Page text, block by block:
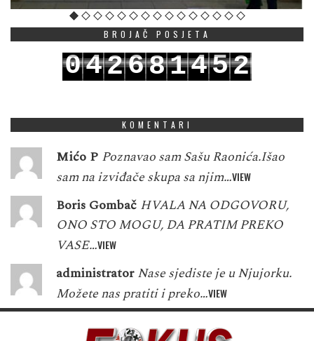
BROJAČ POSJETA
042681452
KOMENTARI
Mićo P Poznavao sam Sašu Raonića.Išao
sam na izviđače skupa sa njim…VIEW
Boris Gombač HVALA NA ODGOVORU,
ONO STO MOGU, DA PRATIM PREKO
VASE…VIEW
administrator Nase sjediste je u Njujorku.
Možete nas pratiti i preko…VIEW